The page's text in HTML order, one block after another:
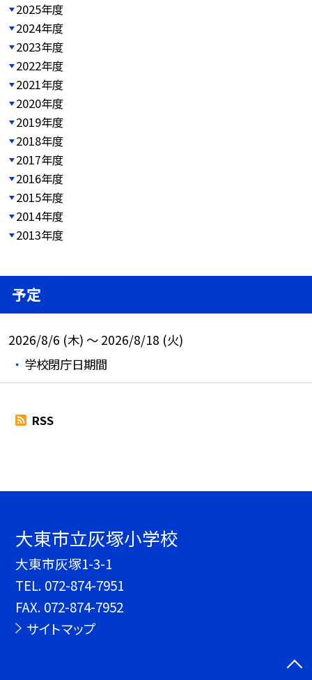
2025年度
2024年度
2023年度
2022年度
2021年度
2020年度
2019年度
2018年度
2017年度
2016年度
2015年度
2014年度
2013年度
予定
2026/8/6 (木) ～ 2026/8/18 (火)
学校閉庁日期間
RSS
大東市立灰塚小学校
大東市灰塚1-3-1
TEL. 072-874-7951
FAX. 072-874-7952
サイトマップ